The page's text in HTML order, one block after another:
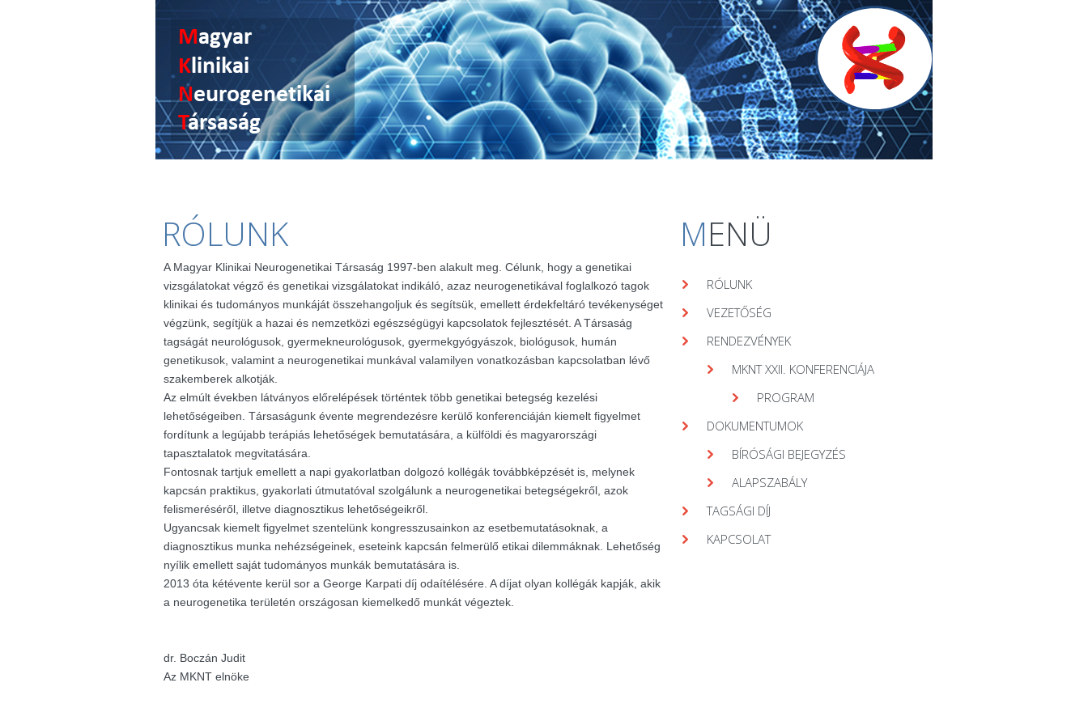
RÓLUNK
A Magyar Klinikai Neurogenetikai Társaság 1997-ben alakult meg. Célunk, hogy a genetikai
vizsgálatokat végző és genetikai vizsgálatokat indikáló, azaz neurogenetikával foglalkozó tagok
klinikai és tudományos munkáját összehangoljuk és segítsük, emellett érdekfeltáró tevékenységet
végzünk, segítjük a hazai és nemzetközi egészségügyi kapcsolatok fejlesztését. A Társaság
tagságát neurológusok, gyermekneurológusok, gyermekgyógyászok, biológusok, humán
genetikusok, valamint a neurogenetikai munkával valamilyen vonatkozásban kapcsolatban lévő
szakemberek alkotják.
Az elmúlt években látványos előrelépések történtek több genetikai betegség kezelési
lehetőségeiben. Társaságunk évente megrendezésre kerülő konferenciáján kiemelt figyelmet
fordítunk a legújabb terápiás lehetőségek bemutatására, a külföldi és magyarországi
tapasztalatok megvitatására.
Fontosnak tartjuk emellett a napi gyakorlatban dolgozó kollégák továbbképzését is, melynek
kapcsán praktikus, gyakorlati útmutatóval szolgálunk a neurogenetikai betegségekről, azok
felismeréséről, illetve diagnosztikus lehetőségeikről.
Ugyancsak kiemelt figyelmet szentelünk kongresszusainkon az esetbemutatásoknak, a
diagnosztikus munka nehézségeinek, eseteink kapcsán felmerülő etikai dilemmáknak. Lehetőség
nyílik emellett saját tudományos munkák bemutatására is.
2013 óta kétévente kerül sor a George Karpati díj odaítélésére. A díjat olyan kollégák kapják, akik
a neurogenetika területén országosan kiemelkedő munkát végeztek.
dr. Boczán Judit
Az MKNT elnöke
MENÜ
RÓLUNK
VEZETŐSÉG
RENDEZVÉNYEK
MKNT XXII. KONFERENCIÁJA
PROGRAM
DOKUMENTUMOK
BÍRÓSÁGI BEJEGYZÉS
ALAPSZABÁLY
TAGSÁGI DÍJ
KAPCSOLAT